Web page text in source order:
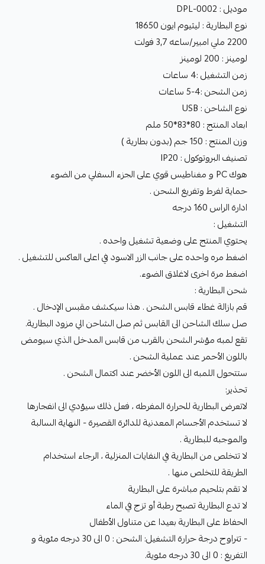
موديل : 0002-DPL
نوع البطارية : ليثيوم ايون 18650
2200 ملي امبير/ساعه 3,7 فولت
لومينز : 200 لومينز
زمن التشغيل :4 ساعات
زمن الشحن :4-5 ساعات
نوع الشاحن : USB
ابعاد المنتج : 80*83*50 ملم
وزن المنتج : 150 جم (بدون بطارية )
تصنيف البروتوكول : IP20
هوك PC و مغناطیس قوي على الجزء السفلي من الضوء
حماية لفرط وتفريغ الشحن .
ادارة الراس 160 درجه
التشغيل :
يحتوي المنتج على وضعية تشغيل واحده .
اضغط مره واحده على جانب الزر الاسود في اعلى العاكس للتشغيل .
اضغط مرة اخرى لاغلاق الضوء.
شحن البطارية :
قم بازالة غطاء قابس الشحن . هذا سيكشف مقبس الإدخال .
صل سلك الشاحن الى القابس ثم صل الشاحن الي مزود البطارية.
تقع لمبه مؤشر الشحن بالقرب من قابس المدخل الذي سيومض
باللون الأحمر عند عملية الشحن .
ستتحول اللمبه الى اللون الأخضر عند اكتمال الشحن .
تحذير:
لاتعرض البطارية للحرارة المفرطه ، فعل ذلك سيؤدي الى انفجارها
لا تستخدم الأجسام المعدنية للدائرة القصيرة - النهاية السالبة
والموجبه للبطارية .
لا تتخلص من البطارية في النفايات المنزلية ، الرجاء استخدام
الطريقة للتخلص منها .
لا تقم بتلحيم مباشرة على البطارية
لا تدع البطارية تصبح رطبة أو تزج في الماء
الحفاظ على البطارية بعيدا عن متناول الأطفال
- تتراوح درجة حرارة التشغيل: الشحن : 0 الى 30 درجه مئوية و
التفريغ : 0 الى 30 درجه مئوية.